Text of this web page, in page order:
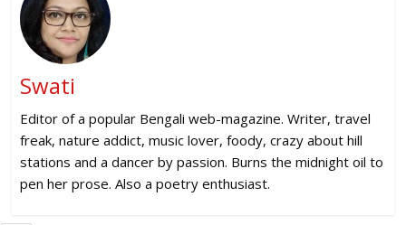
Swati
Editor of a popular Bengali web-magazine. Writer, travel
freak, nature addict, music lover, foody, crazy about hill
stations and a dancer by passion. Burns the midnight oil to
pen her prose. Also a poetry enthusiast.